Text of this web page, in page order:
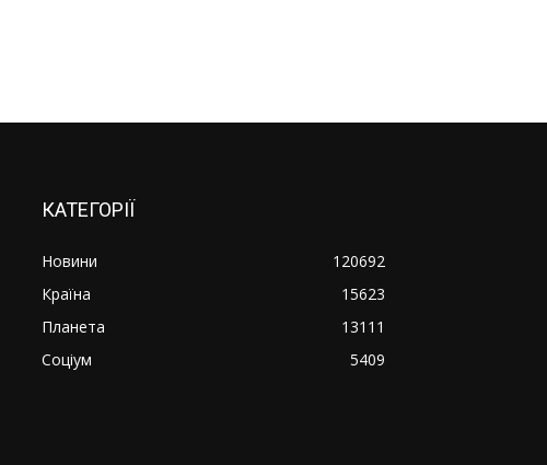
КАТЕГОРІЇ
Новини
120692
Країна
15623
Планета
13111
Соціум
5409